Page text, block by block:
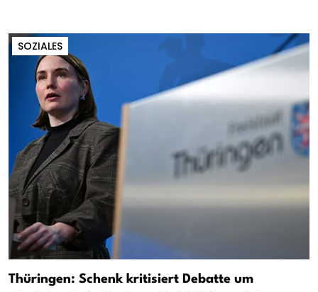
SOZIALES
Thüringen: Schenk kritisiert Debatte um